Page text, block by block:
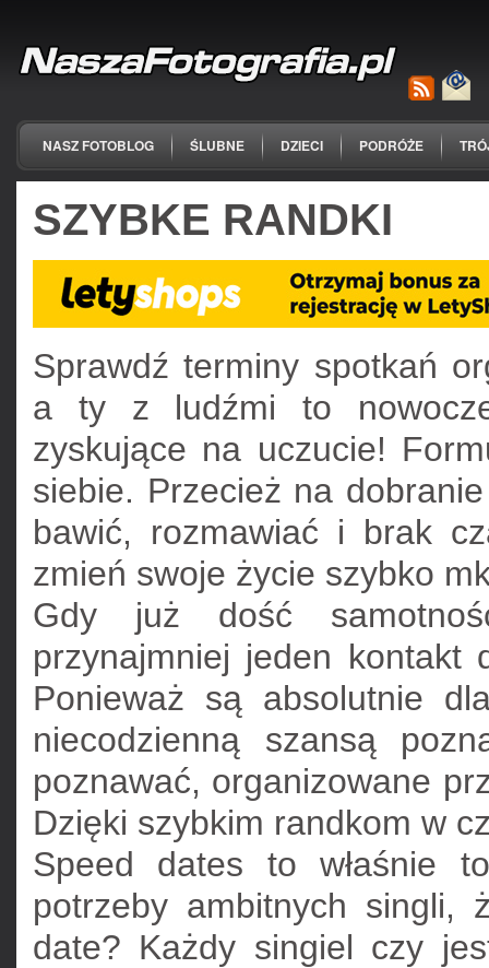
NASZ FOTOBLOG ŚLUBNE DZIECI PODRÓŻE
SZYBKE RANDKI
Sprawdź terminy spotkań
a ty z ludźmi to
zyskujące na uczucie!
siebie. Przecież na
bawić, rozmawiać i brak
zmień swoje życie szybko
Gdy już dość
przynajmniej jeden kontakt
Ponieważ są absolutnie
niecodzienną szansą
poznawać, organizowane
Dzięki szybkim randkom w
Speed dates to właśnie
potrzeby ambitnych singli,
date? Każdy singiel czy